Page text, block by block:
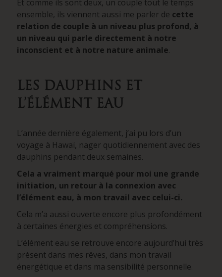
Et comme ils sont deux, un couple tout le temps
ensemble, ils viennent aussi me parler de cette
relation de couple à un niveau plus profond, à
un niveau qui parle directement à notre
inconscient et à notre nature animale.
LES DAUPHINS ET
L’ÉLÉMENT EAU
L’année dernière également, j’ai pu lors d’un
voyage à Hawaï, nager quotidiennement avec des
dauphins pendant deux semaines.
Cela a vraiment marqué pour moi une grande
initiation, un retour à la connexion avec
l’élément eau, à mon travail avec celui-ci.
Cela m’a aussi ouverte encore plus profondément
à certaines énergies et compréhensions.
L’élément eau se retrouve encore aujourd’hui très
présent dans mes rêves, dans mon travail
énergétique et dans ma sensibilité personnelle.